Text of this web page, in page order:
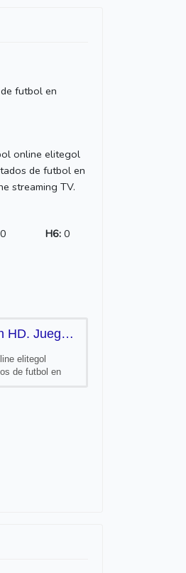
futbol en
online elitegol
de futbol en
streaming TV.
0 H6: 0
Ver Futbol Online Gratis en Vivo por Internet en HD. Juegos de futbol en directo
elitegol
de futbol en